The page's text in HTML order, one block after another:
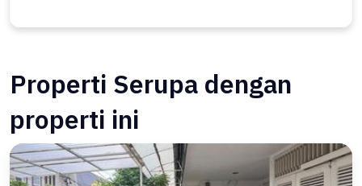
Properti Serupa dengan
properti ini